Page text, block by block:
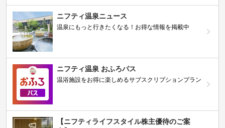
ニフティ温泉ニュース
温泉にもっと行きたくなる！お得な情報を掲載中
ニフティ温泉 おふろパス
温浴施設をお得に楽しめるサブスクリプションプラン
【ニフティライフスタイル株主優待のご案